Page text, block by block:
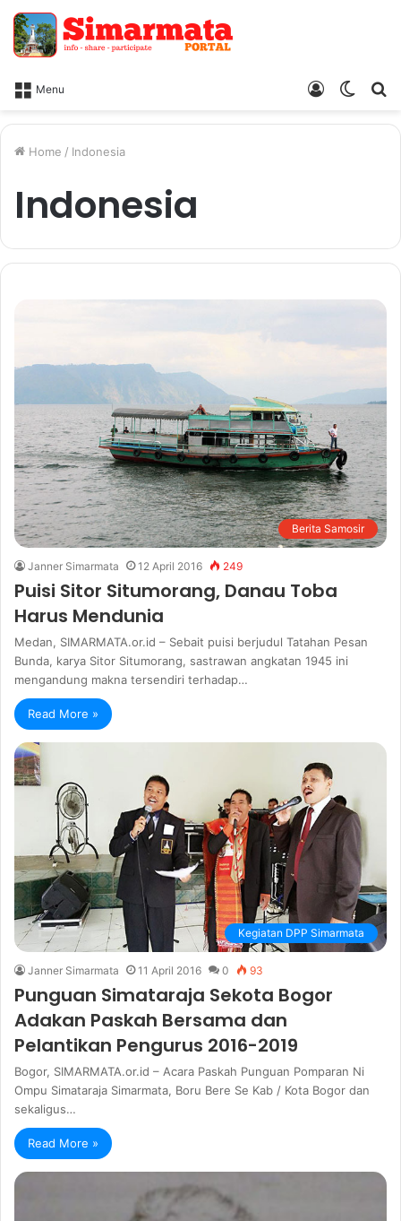
Menu
Switch
Log
Home / Indonesia
Indonesia
Berita Samosir
Janner Simarmata 12 April 2016 249
Puisi Sitor Situmorang, Danau Toba
Harus Mendunia
Medan, SIMARMATA.or.id – Sebait puisi berjudul Tatahan Pesan
Bunda, karya Sitor Situmorang, sastrawan angkatan 1945 ini
mengandung makna tersendiri terhadap…
Read More »
Kegiatan DPP Simarmata
Janner Simarmata 11 April 2016 0 93
Punguan Simataraja Sekota Bogor
Adakan Paskah Bersama dan
Pelantikan Pengurus 2016-2019
Bogor, SIMARMATA.or.id – Acara Paskah Punguan Pomparan Ni
Ompu Simataraja Simarmata, Boru Bere Se Kab / Kota Bogor dan
sekaligus…
Read More »